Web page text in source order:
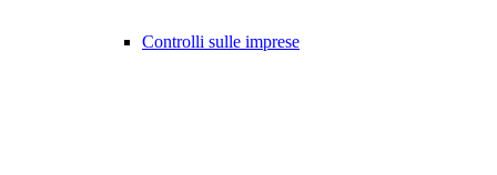
Controlli sulle imprese